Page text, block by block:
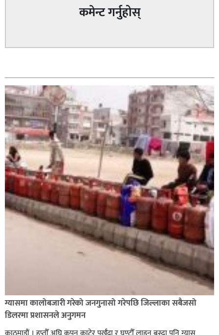
नेवार सेवा समिति घोराहीद्वारा एक महिने नेवारी बाजा तथा नृत्य
प्रशिक्षण सुरु,
शिक्षालाई उत्पादन, समृद्धि एवं सृजनशीलतासँग जोड्ने घोराही
बनाऔँ अभियानमा मेरो पनि साथ कमल ओली
कमेन्ट गर्नुहोस्
ग्यासमा कालोबजारी गरेको जनगुनासो गरेपछि जिल्लाका सबैजसो
डिलरमा प्रशासनले अनुगमन